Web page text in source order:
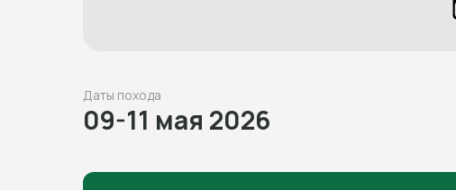
Даты похода
09-11 мая 2026